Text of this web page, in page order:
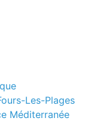
Les-Plages
Méditerranée